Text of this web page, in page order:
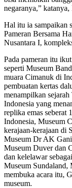
negaranya,”
Hal itu ia sampaikan
Pameran Bersama
Nusantara I,
Pada pameran itu
seperti Museum
muara Cimanuk di
pembuatan kertas
menampilkan
Indonesia yang
replika emas seberat
Indonesia, Museum
kerajaan-kerajaan di
Museum Dr AK Gani
Museum Duver dan
dan kelelawar
Museum Sundaland,
membuka acara itu,
museum.